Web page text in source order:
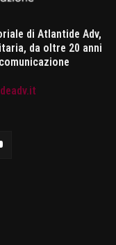
di Atlantide Adv,
da oltre 20 anni